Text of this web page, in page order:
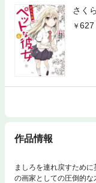
さく
627
作品情報
ましろを連れ戻すため
の画家としての圧倒的な